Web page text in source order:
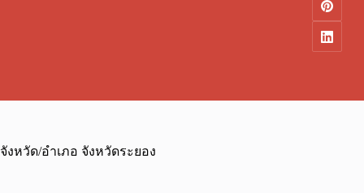
จังหวัด/อำเภอ จังหวัดระยอง